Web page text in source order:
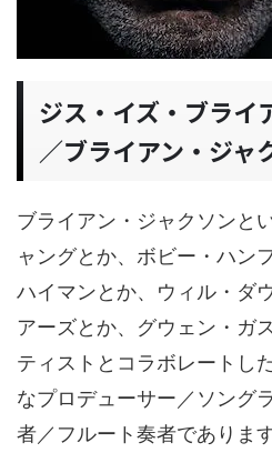
ジス・イズ・ブライ
／ブライアン・ジャ
ブライアン・ジャクソンと
ャングとか、ボビー・ハン
ハイマンとか、ウィル・ダ
アーズとか、グウェン・ガ
ティストとコラボレートし
なプロデューサー／ソング
者／フルート奏者であります